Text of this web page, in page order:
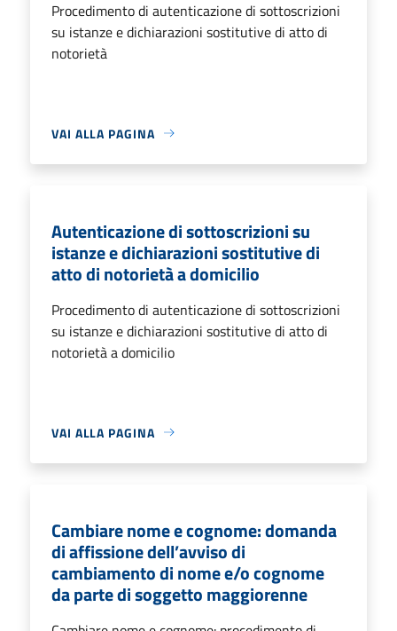
Procedimento di autenticazione di sottoscrizioni
su istanze e dichiarazioni sostitutive di atto di
notorietà
VAI ALLA PAGINA
Autenticazione di sottoscrizioni su
istanze e dichiarazioni sostitutive di
atto di notorietà a domicilio
Procedimento di autenticazione di sottoscrizioni
su istanze e dichiarazioni sostitutive di atto di
notorietà a domicilio
VAI ALLA PAGINA
Cambiare nome e cognome: domanda
di affissione dell’avviso di
cambiamento di nome e/o cognome
da parte di soggetto maggiorenne